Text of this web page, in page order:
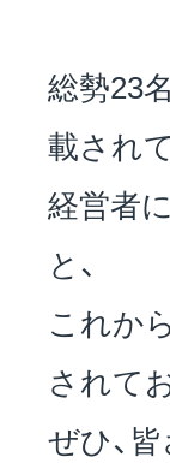
投資
総勢23
載され
経営者
と、
これか
されて
ぜひ、